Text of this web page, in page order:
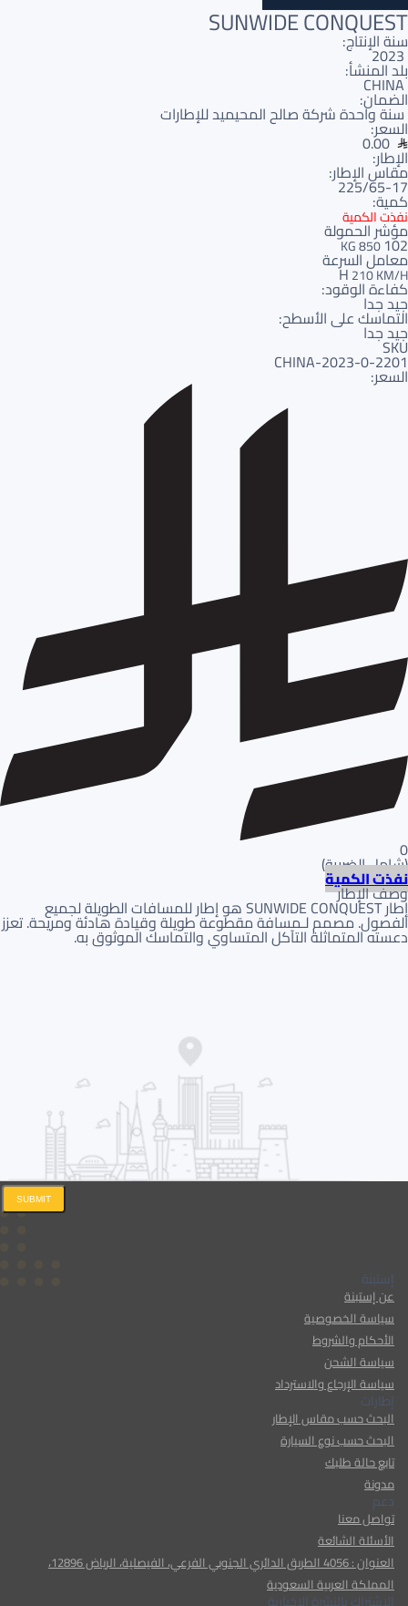
SUNWIDE CONQUEST
سنة الإنتاج:
2023
بلد المنشأ:
CHINA
الضمان:
سنة واحدة شركة صالح المحيميد للإطارات
السعر:
0.00
الإطار:
مقاس الإطار:
225/65-17
كمية:
نفذت الكمية
مؤشر الحمولة
102
850 KG
معامل السرعة
H210 KM/H
كفاءة الوقود:
جيد جدا
التماسك على الأسطح:
جيد جدا
SKU
2201-CHINA-2023-0
السعر:
0
(شامل الضريبة)
نفذت الكمية
وصف الإطار
إطار SUNWIDE CONQUEST هو إطار للمسافات الطويلة لجميع
الفصول. مصمم لـمسافة مقطوعة طويلة وقيادة هادئة ومريحة. تعزز
دعسته المتماثلة التآكل المتساوي والتماسك الموثوق به.
إستبنة
عن إستبنة
سياسة الخصوصية
الأحكام والشروط
سياسة الشحن
سياسة الإرجاع والاسترداد
إطارات
البحث حسب مقاس الإطار
البحث حسب نوع السيارة
تابع حالة طلبك
مدونة
دعم
تواصل معنا
الأسئلة الشائعة
العنوان : 4056 الطريق الدائري الجنوبي الفرعي، الفيصلية، الرياض 12896،
المملكة العربية السعودية
الإشتراك بالنشرة الإخبارية
SUBMIT